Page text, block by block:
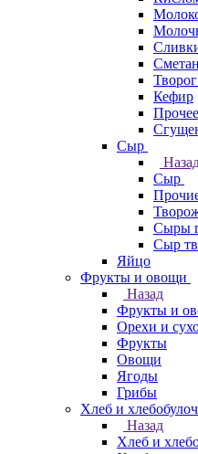
Кефир
Сыр
Сыр
Сыры
Сыр
Яйцо
Фрукты и овощи
Назад
Фрукты и
Орехи и
Фрукты
Овощи
Ягоды
Грибы
Хлеб и
Назад
Хлеб и